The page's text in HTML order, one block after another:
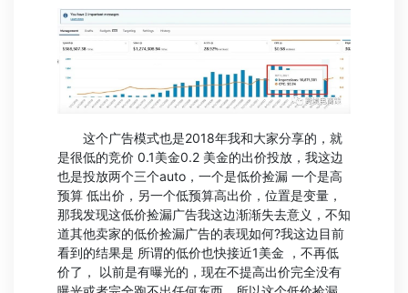
这个广告模式也是2018年我和大家分享的，就
是很低的竞价 0.1美金0.2 美金的出价投放，我这边
也是投放两个三个auto，一个是低价捡漏 一个是高
预算 低出价，另一个低预算高出价，位置是变量，
那我发现这低价捡漏广告我这边渐渐失去意义，不知
道其他卖家的低价捡漏广告的表现如何?我这边目前
看到的结果是 所谓的低价也快接近1美金 ，不再低
价了， 以前是有曝光的，现在不提高出价完全没有